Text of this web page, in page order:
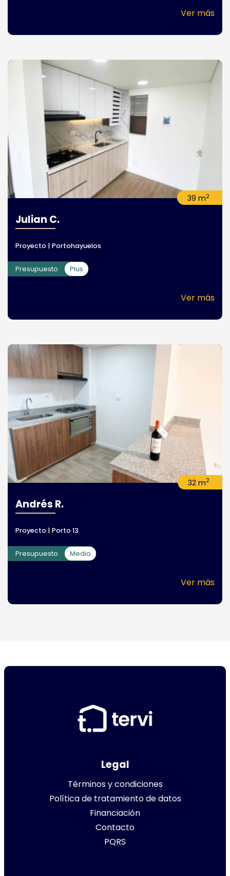
Ver más
39 m2
Julian C.
Proyecto | Portohayuelos
Presupuesto Plus
Ver más
32 m2
Andrés R.
Proyecto | Porto 13
Presupuesto Medio
Ver más
Legal
Términos y condiciones
Política de tratamiento de datos
Financiación
Contacto
PQRS